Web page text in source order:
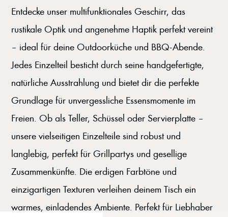
Entdecke unser multifunktionales Geschirr, das
rustikale Optik und angenehme Haptik perfekt vereint
– ideal für deine Outdoorküche und BBQ-Abende.
Jedes Einzelteil besticht durch seine handgefertigte,
natürliche Ausstrahlung und bietet dir die perfekte
Grundlage für unvergessliche Essensmomente im
Freien. Ob als Teller, Schüssel oder Servierplatte –
unsere vielseitigen Einzelteile sind robust und
langlebig, perfekt für Grillpartys und gesellige
Zusammenkünfte. Die erdigen Farbtöne und
einzigartigen Texturen verleihen deinem Tisch ein
warmes, einladendes Ambiente. Perfekt für Liebhaber